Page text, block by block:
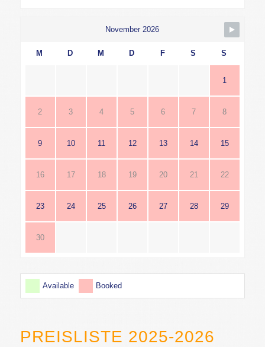
November 2026
M D M D F S S
1
2 3 4 5 6 7 8
9 10 11 12 13 14 15
16 17 18 19 20 21 22
23 24 25 26 27 28 29
30
Available Booked
PREISLISTE 2025-2026